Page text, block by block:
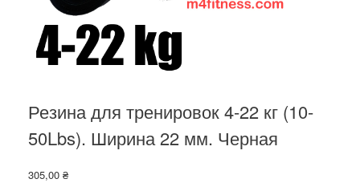
Резина для тренировок 4-22 кг (10-
50Lbs). Ширина 22 мм. Черная
305,00 ₴